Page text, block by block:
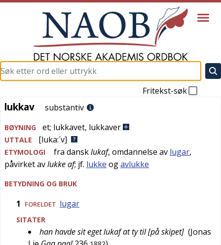
Fritekst-søk
lukkav
lukkav substantiv
BØYNING et; lukkavet, lukkaver
UTTALE [luka:´v]
ETYMOLOGI fra dansklukaf, omdannelse av lugar,
påvirket avlukke af; jf. lukke ogavlukke
BETYDNING OG BRUK
1 FORELDET lugar
SITATER
han havde sit eget lukaf at ty til [på skipet] (Jonas